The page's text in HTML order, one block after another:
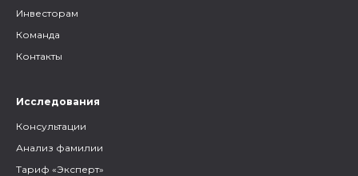
Инвесторам
Команда
Контакты
Исследования
Консультации
Анализ фамилии
Тариф «Эксперт»